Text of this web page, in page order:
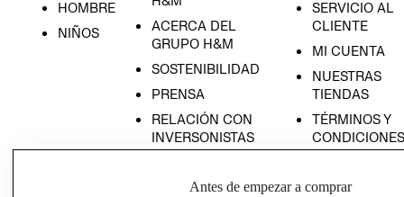
HOMBRE
NIÑOS
ACERCA DEL
GRUPO H&M
SOSTENIBILIDAD
PRENSA
RELACIÓN CON
INVERSONISTAS
EMPRESARIAL
SERVICIO AL
CLIENTE
MI CUENTA
NUESTRAS
TIENDAS
TÉRMINOS Y
CONDICIONES
Antes de empezar a comprar